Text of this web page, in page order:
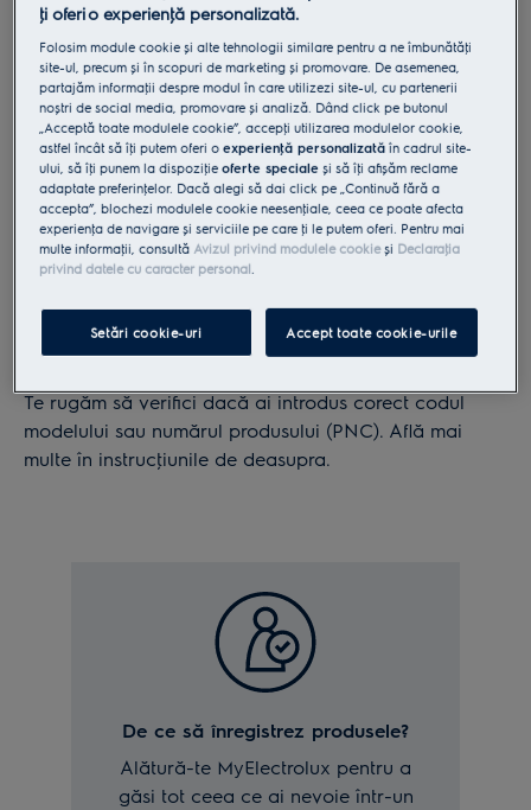
jos
codul
modelului
sau
numărul
produsului
(PNC)
sau
încarcă
fotografie
plăcuta
de
inmatriculare
produsului.
Unde găsesc plăcuţa pe produsul meu?
Cum sa fotografiezi placuţa de identificare
sau
Adaugă informaţia manual
Nu am găsit niciun rezultat pentru
910008086
Te rugăm să verifici dacă ai introdus corect codul
modelului sau numărul produsului (PNC). Află mai
multe în instrucţiunile de deasupra.
De ce să înregistrez produsele?
Alătură-te MyElectrolux pentru a
găsi tot ceea ce ai nevoie într-un
ţi oferi o experienţă personalizată.
Folosim module cookie și alte tehnologii similare pentru a ne îmbunătăţi
site-ul, precum și în scopuri de marketing și promovare. De asemenea,
partajăm informaţii despre modul în care utilizezi site-ul, cu partenerii
noștri de social media, promovare și analiză. Dând click pe butonul
„Acceptă toate modulele cookie”, accepţi utilizarea modulelor cookie,
astfel încât să îţi putem oferi oexperienţă personalizatăîn cadrul site-
ului, să îţi punem la dispoziţieoferte speciale și să îţi afișăm reclame
adaptate preferinţelor. Dacă alegi să dai click pe „Continuă fără a
accepta”, blochezi modulele cookie neesenţiale, ceea ce poate afecta
experienţa de navigare și serviciile pe care ţi le putem oferi. Pentru mai
multe informaţii, consultă Avizul privind modulele cookieși Declaraţia
privind datele cu caracter personal.
Setări cookie-uri Accept toate cookie-urile